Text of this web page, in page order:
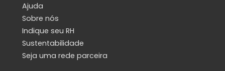
Ajuda
Sobre nós
Indique seu RH
Sustentabilidade
Seja uma rede parceira